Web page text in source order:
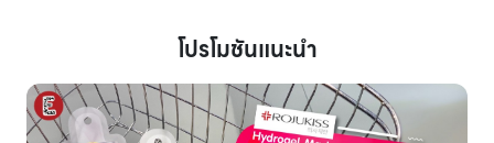
โปรโมชันแนะนำ